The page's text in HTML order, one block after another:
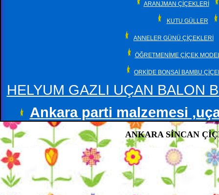
ARANJMAN ÇİÇEKLERİ
KUTU GÜLLER
ANNELER GÜNÜ ÇİÇEKLERİ
ÖĞRETMENİME ÇİÇEK
ORKİDE BONSAİ BAMBU
HELYUM GAZLI UÇAN BALON
Ankara parti malzemesi
ANKARA SİNCAN